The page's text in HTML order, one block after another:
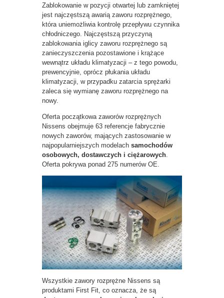
Zablokowanie w pozycji otwartej lub zamkniętej
jest najczęstszą awarią zaworu rozprężnego,
która uniemożliwia kontrolę przepływu czynnika
chłodniczego. Najczęstszą przyczyną
zablokowania iglicy zaworu rozprężnego są
zanieczyszczenia pozostawione i krążące
wewnątrz układu klimatyzacji – z tego powodu,
prewencyjnie, oprócz płukania układu
klimatyzacji, w przypadku zatarcia sprężarki
zaleca się wymianę zaworu rozprężnego na
nowy.
Oferta początkowa zaworów rozprężnych
Nissens obejmuje 63 referencje fabrycznie
nowych zaworów, mających zastosowanie w
najpopularniejszych modelach samochodów
osobowych, dostawczych i ciężarowych.
Oferta pokrywa ponad 275 numerów OE.
Wszystkie zawory rozprężne Nissens są
produktami First Fit, co oznacza, że są